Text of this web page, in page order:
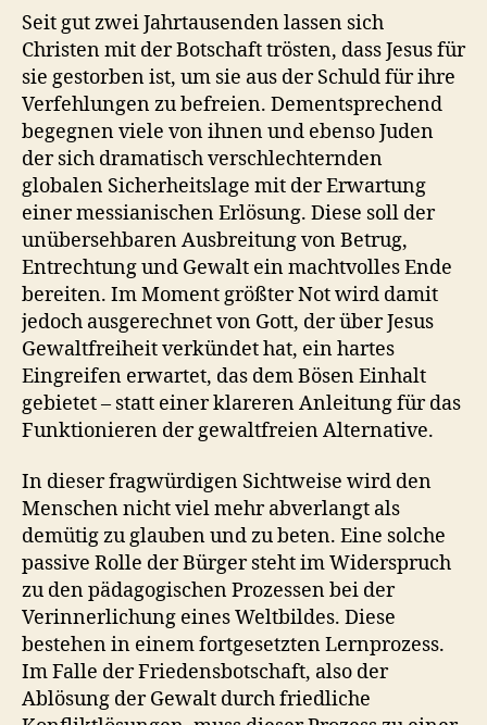
Seit gut zwei Jahrtausenden lassen sich
Christen mit der Botschaft trösten, dass Jesus für
sie gestorben ist, um sie aus der Schuld für ihre
Verfehlungen zu befreien. Dementsprechend
begegnen viele von ihnen und ebenso Juden
der sich dramatisch verschlechternden
globalen Sicherheitslage mit der Erwartung
einer messianischen Erlösung. Diese soll der
unübersehbaren Ausbreitung von Betrug,
Entrechtung und Gewalt ein machtvolles Ende
bereiten. Im Moment größter Not wird damit
jedoch ausgerechnet von Gott, der über Jesus
Gewaltfreiheit verkündet hat, ein hartes
Eingreifen erwartet, das dem Bösen Einhalt
gebietet – statt einer klareren Anleitung für das
Funktionieren der gewaltfreien Alternative.
In dieser fragwürdigen Sichtweise wird den
Menschen nicht viel mehr abverlangt als
demütig zu glauben und zu beten. Eine solche
passive Rolle der Bürger steht im Widerspruch
zu den pädagogischen Prozessen bei der
Verinnerlichung eines Weltbildes. Diese
bestehen in einem fortgesetzten Lernprozess.
Im Falle der Friedensbotschaft, also der
Ablösung der Gewalt durch friedliche